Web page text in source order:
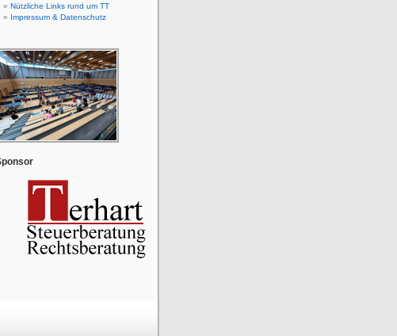
Nützliche Links rund um TT
Impressum & Datenschutz